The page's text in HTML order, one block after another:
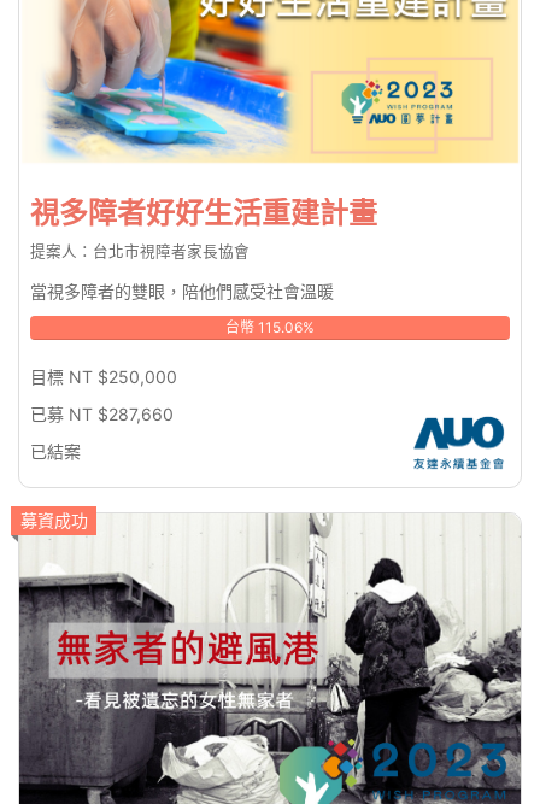
視多障者好好生活重建計畫
提案人：台北市視障者家長協會
當視多障者的雙眼，陪他們感受社會溫暖
台幣 115.06%
目標 NT $250,000
已募 NT $287,660
已結案
募資成功